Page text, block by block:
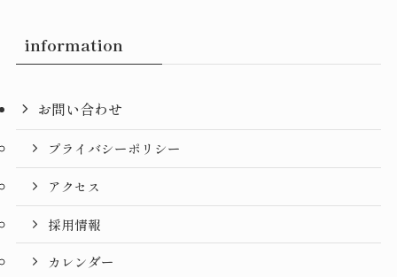
information
お問い合わせ
プライバシーポリシー
アクセス
採用情報
カレンダー